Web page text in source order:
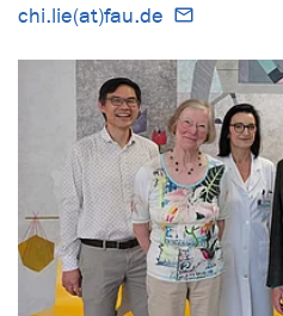
chi.lie(at)fau.de